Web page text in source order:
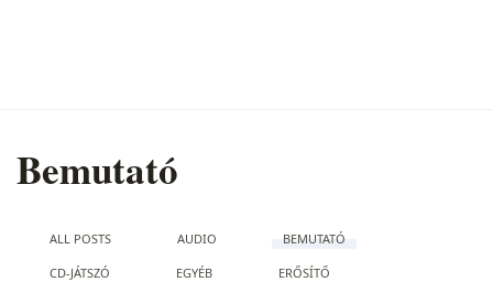
Bemutató
ALL POSTS AUDIO BEMUTATÓ
CD-JÁTSZÓ EGYÉB ERŐSÍTŐ